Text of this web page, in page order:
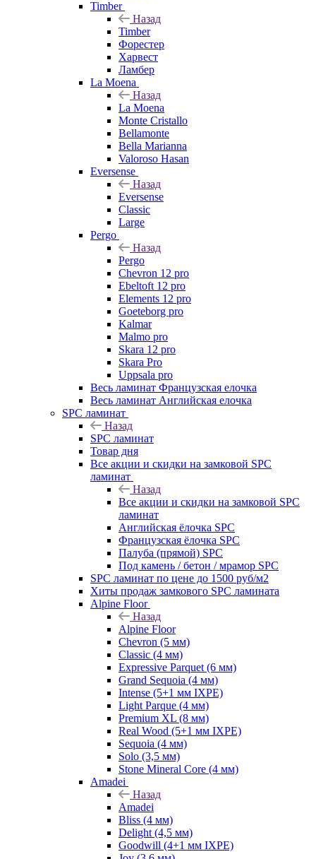
Timber
Назад
Timber
Форестер
Харвест
Ламбер
La Moena
Назад
La Moena
Monte Cristallo
Bellamonte
Bella Marianna
Valoroso Hasan
Eversense
Назад
Eversense
Classic
Large
Pergo
Назад
Pergo
Chevron 12 pro
Ebeltoft 12 pro
Elements 12 pro
Goeteborg pro
Kalmar
Malmo pro
Skara 12 pro
Skara Pro
Uppsala pro
Весь ламинат Французская елочка
Весь ламинат Английская елочка
SPC ламинат
Назад
SPC ламинат
Товар дня
Все акции и скидки на замковой SPC
ламинат
Назад
Все акции и скидки на замковой SPC
ламинат
Английская ёлочка SPC
Французская ёлочка SPC
Палуба (прямой) SPC
Под камень / бетон / мрамор SPC
SPC ламинат по цене до 1500 руб/м2
Хиты продаж замкового SPC ламината
Alpine Floor
Назад
Alpine Floor
Chevron (5 мм)
Classic (4 мм)
Expressive Parquet (6 мм)
Grand Sequoia (4 мм)
Intense (5+1 мм IXPE)
Light Parque (4 мм)
Premium XL (8 мм)
Real Wood (5+1 мм IXPE)
Sequoia (4 мм)
Solo (3,5 мм)
Stone Mineral Core (4 мм)
Amadei
Назад
Amadei
Bliss (4 мм)
Delight (4,5 мм)
Goodwill (4+1 мм IXPE)